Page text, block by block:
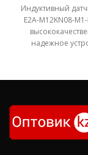
Индуктивный
E2A-M12KN08-
надежное
обнаружения